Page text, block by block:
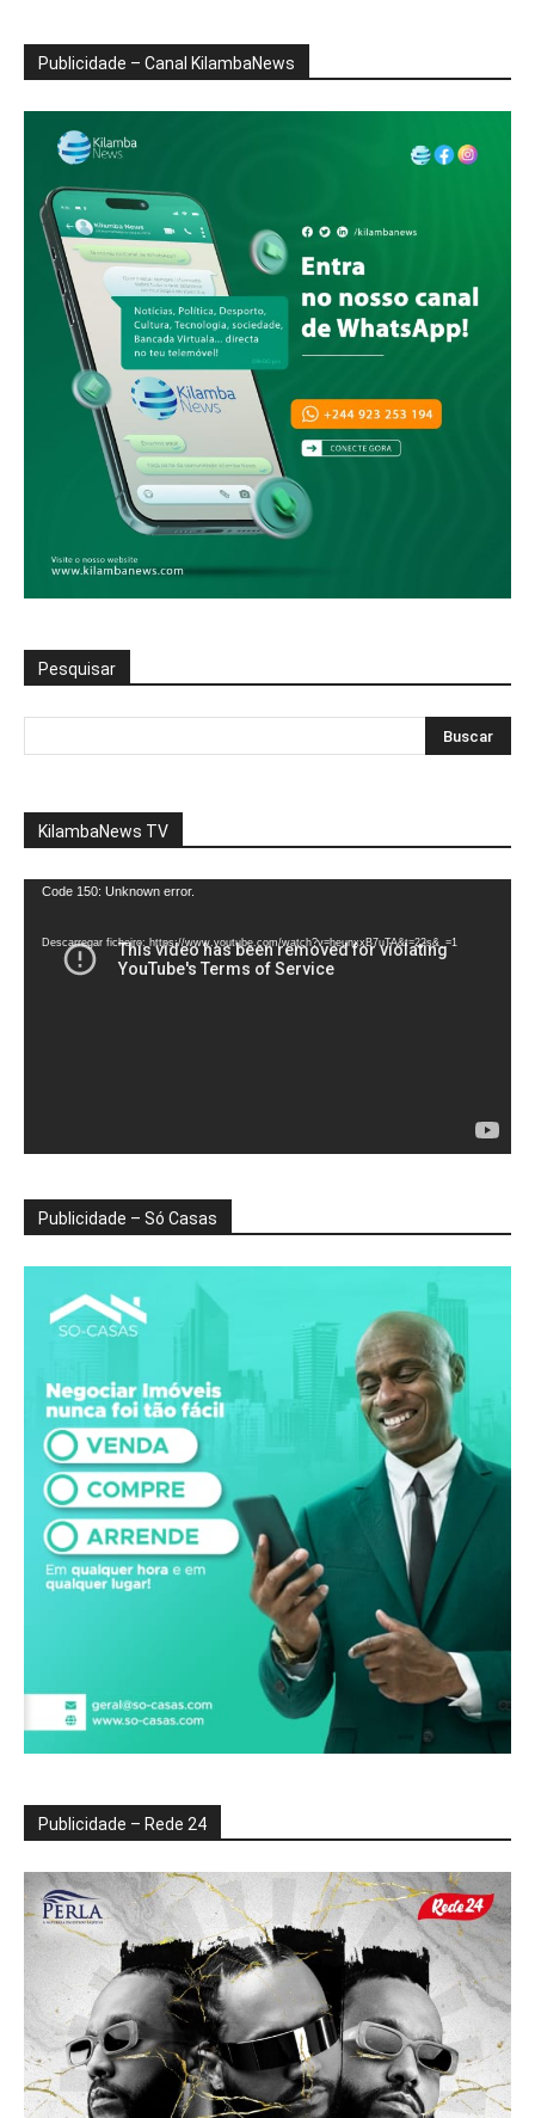
Publicidade – Canal KilambaNews
Pesquisar
KilambaNews TV
Reprodutor
vídeo
Code 150: Unknown error.
Descarregar ficheiro: https://www.youtube.com/watch?v=heunxxB7uTA&t=22s&_=1
Publicidade – Só Casas
Publicidade – Rede 24